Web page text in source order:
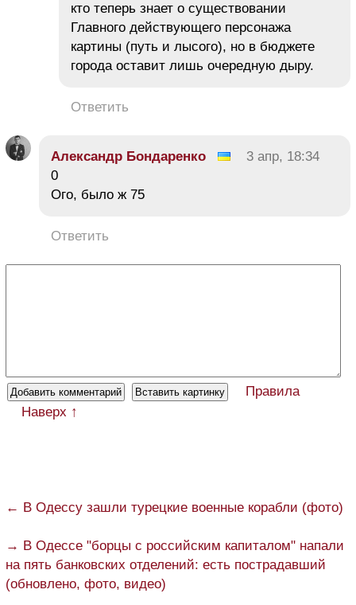
кто теперь знает о существовании
Главного действующего персонажа
картины (путь и лысого), но в бюджете
города оставит лишь очередную дыру.
Ответить
Александр Бондаренко
3 апр, 18:34
0
Ого, было ж 75
Ответить
Правила
Наверх ↑
← В Одессу зашли турецкие военные корабли (фото)
→ В Одессе "борцы с российским капиталом" напали
на пять банковских отделений: есть пострадавший
(обновлено, фото, видео)